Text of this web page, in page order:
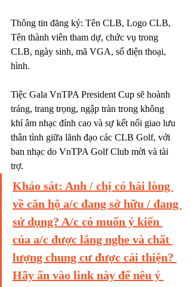
Thông tin đăng ký: Tên CLB, Logo CLB,
Tên thành viên tham dự, chức vụ trong
CLB, ngày sinh, mã VGA, số điện thoại,
hình.
Tiệc Gala VnTPA President Cup sẽ hoành
tráng, trang trọng, ngập tràn trong không
khí âm nhạc đỉnh cao và sự kết nối giao lưu
thân tình giữa lãnh đạo các CLB Golf, với
ban nhạc do VnTPA Golf Club mời và tài
trợ.
Khảo sát: Anh / chị có hài lòng
về căn hộ a/c đang sở hữu / đang
sử dụng? A/c có muốn ý kiến
của a/c được lắng nghe và chất
lượng chung cư được cải thiện?
Hãy ấn vào link này để nêu ý